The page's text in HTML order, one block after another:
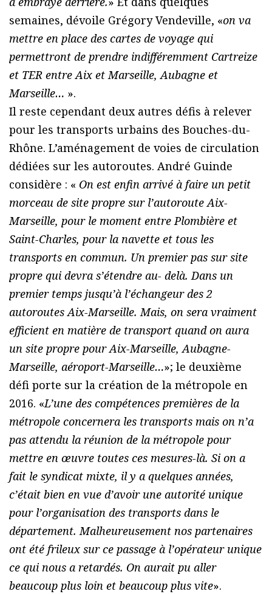
semaines, dévoile Grégory Vendeville, «on va
mettre en place des cartes de voyage qui
permettront de prendre indifféremment Cartreize
et TER entre Aix et Marseille, Aubagne et
Marseille… ».
Il reste cependant deux autres défis à relever
pour les transports urbains des Bouches-du-
Rhône. L’aménagement de voies de circulation
dédiées sur les autoroutes. André Guinde
considère : « On est enfin arrivé à faire un petit
morceau de site propre sur l’autoroute Aix-
Marseille, pour le moment entre Plombière et
Saint-Charles, pour la navette et tous les
transports en commun. Un premier pas sur site
propre qui devra s’étendre au- delà. Dans un
premier temps jusqu’à l’échangeur des 2
autoroutes Aix-Marseille. Mais, on sera vraiment
efficient en matière de transport quand on aura
un site propre pour Aix-Marseille, Aubagne-
Marseille, aéroport-Marseille…»; le deuxième
défi porte sur la création de la métropole en
2016. «L’une des compétences premières de la
métropole concernera les transports mais on n’a
pas attendu la réunion de la métropole pour
mettre en œuvre toutes ces mesures-là. Si on a
fait le syndicat mixte, il y a quelques années,
c’était bien en vue d’avoir une autorité unique
pour l’organisation des transports dans le
département. Malheureusement nos partenaires
ont été frileux sur ce passage à l’opérateur unique
ce qui nous a retardés. On aurait pu aller
beaucoup plus loin et beaucoup plus vite».